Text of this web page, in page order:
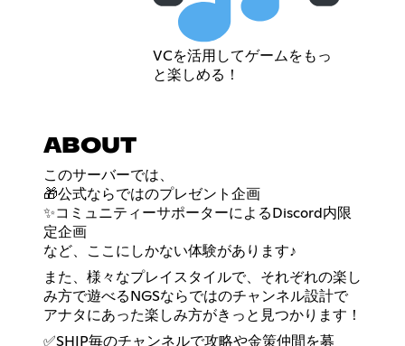
VCを活用してゲームをもっ
と楽しめる！
ABOUT
このサーバーでは、
🎁公式ならではのプレゼント企画
✨コミュニティーサポーターによるDiscord内限
定企画
など、ここにしかない体験があります♪
また、様々なプレイスタイルで、それぞれの楽し
み方で遊べるNGSならではのチャンネル設計で
アナタにあった楽しみ方がきっと見つかります！
✅SHIP毎のチャンネルで攻略や金策仲間を募